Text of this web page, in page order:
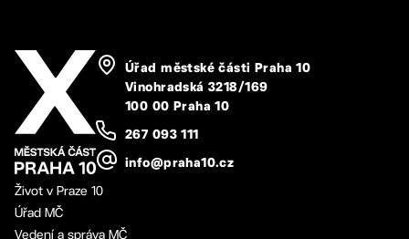
Úřad městské části Praha 10
Vinohradská 3218/169
100 00 Praha 10
267 093 111
info@praha10.cz
Život v Praze 10
Úřad MČ
Vedení a správa MČ